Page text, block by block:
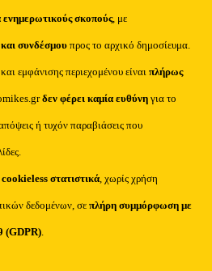
ενημερωτικούς σκοπούς, με
συνδέσμου προς το αρχικό δημοσίευμα.
εμφάνισης περιεχομένου είναιπλήρως
δεν φέρει καμία ευθύνη για το
ή τυχόν παραβιάσεις που
cookieless στατιστικά, χωρίς χρήση
δεδομένων, σεπλήρη συμμόρφωση με
(GDPR).